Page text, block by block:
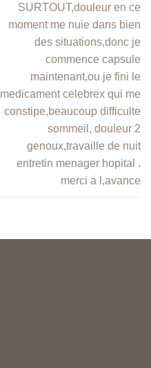
SURTOUT,douleur en ce
moment me nuie dans bien
des situations,donc je
commence capsule
maintenant,ou je fini le
medicament celebrex qui me
constipe,beaucoup difficulte
sommeil, douleur 2
genoux,travaille de nuit
entretin menager hopital .
merci a l,avance